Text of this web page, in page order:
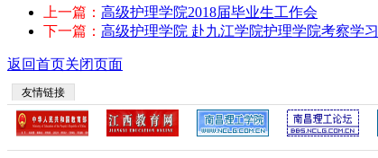
上一篇： 高级护理学院2018届毕业生工作会
下一篇： 高级护理学院 赴九江学院护理学院考察学习
返回首页关闭页面
友情链接